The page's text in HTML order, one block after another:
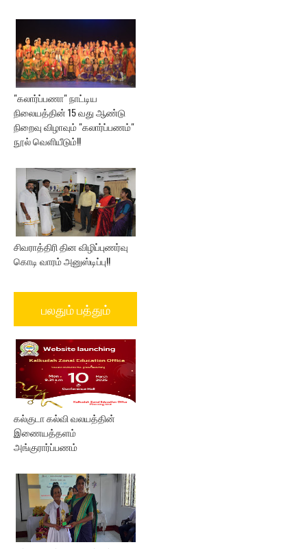
"கலார்ப்பணா" நாட்டிய
நிலையத்தின் 15 வது ஆண்டு
நிறைவு விழாவும் "கலார்ப்பணம்"
நூல் வெளியீடும்!!
சிவராத்திரி தின விழிப்புணர்வு
கொடி வாரம் அனுஸ்டிப்பு!!
பலதும் பத்தும்
கல்குடா கல்வி வலயத்தின்
இணையத்தளம்
அங்குரார்ப்பணம்